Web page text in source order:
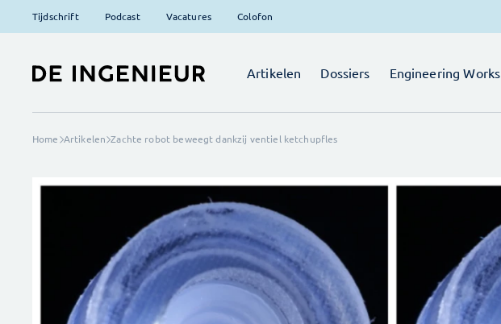
Tijdschrift Podcast Vacatures Colofon
Artikelen Dossiers Engineering Works
Home Artikelen Zachte robot beweegt dankzij ventiel ketchupfles